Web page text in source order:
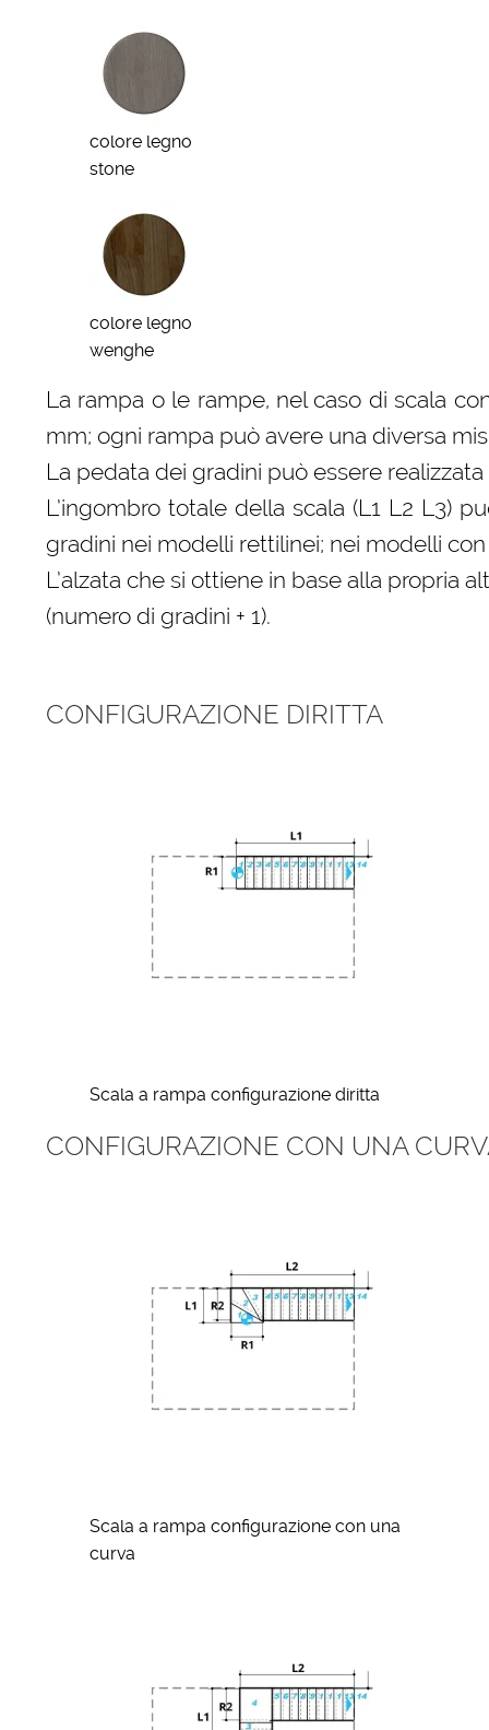
colore legno
stone
colore legno
wenghe
La rampa o le rampe, nel caso di scala
mm; ogni rampa può avere una diversa
La pedata dei gradini può essere
L’ingombro totale della scala (L1 L2 L3)
gradini nei modelli rettilinei; nei modelli
L’alzata che si ottiene in base alla
(numero di gradini + 1).
CONFIGURAZIONE DIRITTA
Scala a rampa configurazione diritta
CONFIGURAZIONE CON UNA
Scala a rampa configurazione con una
curva